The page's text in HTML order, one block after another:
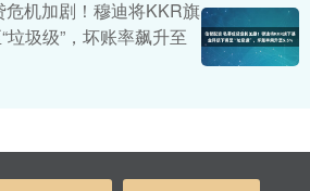
机加剧！穆迪将KKR旗
垃圾级”，坏账率飙升至